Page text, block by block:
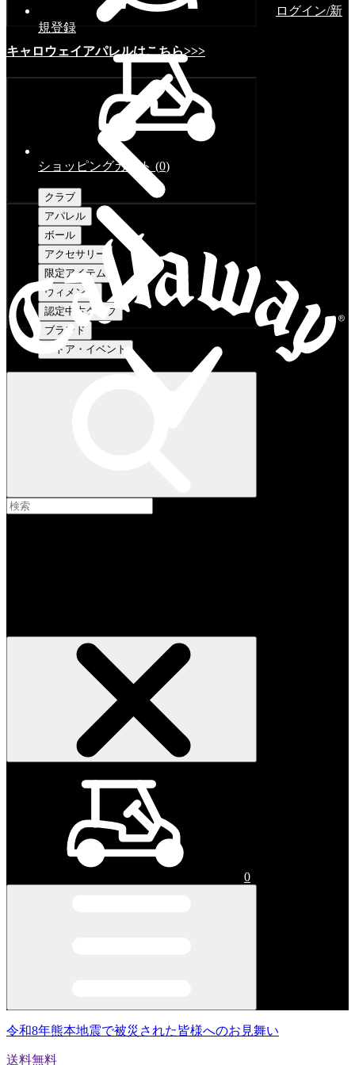
キャロウェイアパレルはこちら>>>
ログイン/新
規登録
ショッピングカート (0)
クラブ
アパレル
ボール
アクセサリー
限定アイテム
ウィメンズ
認定中古クラブ
ブランド
ストア・イベント
0
令和8年熊本地震で被災された皆様へのお見舞い
送料無料